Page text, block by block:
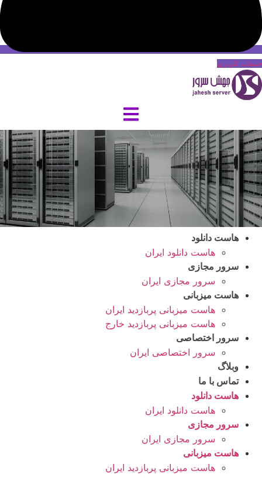
حساب کاربری
هاست دانلود
هاست دانلود ایران
سرور مجازی
سرور مجازی ایران
هاست میزبانی
هاست میزبانی پربازدید ایران
هاست میزبانی پربازدید خارج
سرور اختصاصی
سرور اختصاصی ایران
وبلاگ
تماس با ما
هاست دانلود
هاست دانلود ایران
سرور مجازی
سرور مجازی ایران
هاست میزبانی
هاست میزبانی پربازدید ایران